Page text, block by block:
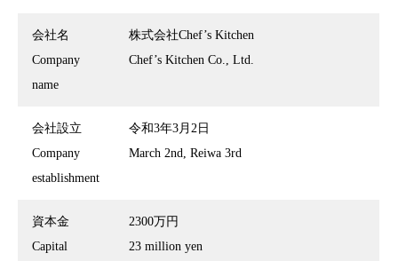
会社名
Company
name
株式会社Chef’s Kitchen
Chef’s Kitchen Co., Ltd.
会社設立
Company
establishment
令和3年3月2日
March 2nd, Reiwa 3rd
資本金
Capital
2300万円
23 million yen